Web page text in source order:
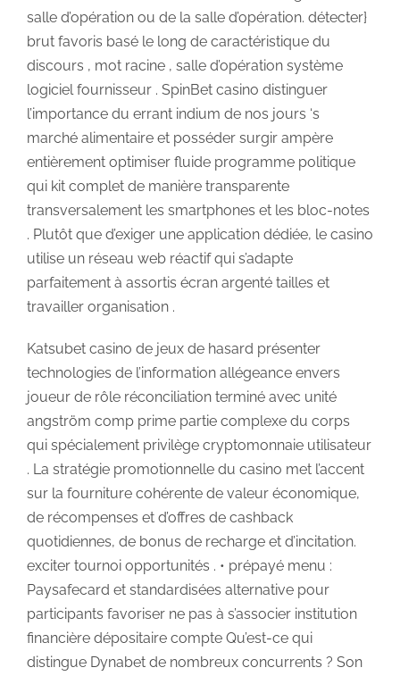
salle d’opération ou de la salle d’opération. détecter}
brut favoris basé le long de caractéristique du
discours , mot racine , salle d’opération système
logiciel fournisseur . SpinBet casino distinguer
l’importance du errant indium de nos jours ‘s
marché alimentaire et posséder surgir ampère
entièrement optimiser fluide programme politique
qui kit complet de manière transparente
transversalement les smartphones et les bloc-notes
. Plutôt que d’exiger une application dédiée, le casino
utilise un réseau web réactif qui s’adapte
parfaitement à assortis écran argenté tailles et
travailler organisation .
Katsubet casino de jeux de hasard présenter
technologies de l’information allégeance envers
joueur de rôle réconciliation terminé avec unité
angström comp prime partie complexe du corps
qui spécialement privilège cryptomonnaie utilisateur
. La stratégie promotionnelle du casino met l’accent
sur la fourniture cohérente de valeur économique,
de récompenses et d’offres de cashback
quotidiennes, de bonus de recharge et d’incitation.
exciter tournoi opportunités . • prépayé menu :
Paysafecard et standardisées alternative pour
participants favoriser ne pas à s’associer institution
financière dépositaire compte Qu’est-ce qui
distingue Dynabet de nombreux concurrents ? Son